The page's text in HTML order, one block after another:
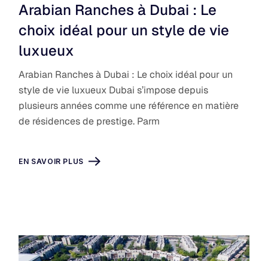
Arabian Ranches à Dubai : Le
choix idéal pour un style de vie
luxueux
Arabian Ranches à Dubai : Le choix idéal pour un
style de vie luxueux Dubai s’impose depuis
plusieurs années comme une référence en matière
de résidences de prestige. Parm
EN SAVOIR PLUS